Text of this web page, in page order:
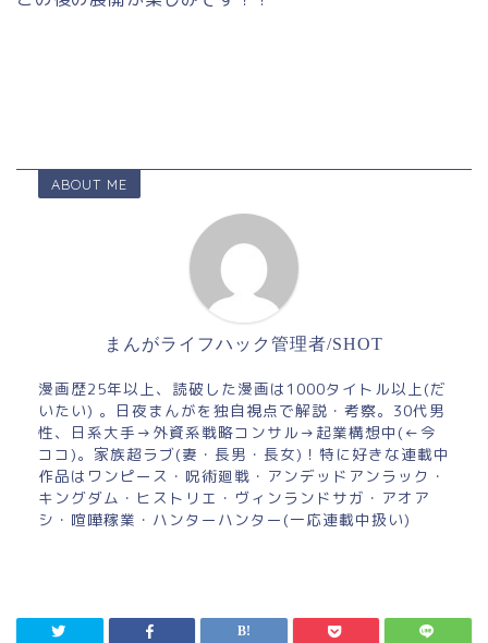
ABOUT ME
まんがライフハック管理者/SHOT
漫画歴25年以上、読破した漫画は1000タイトル以上(だ
いたい) 。日夜まんがを独自視点で解説・考察。30代男
性、日系大手→外資系戦略コンサル→起業構想中(←今
ココ)。家族超ラブ(妻・長男・長女)！特に好きな連載中
作品はワンピース・呪術廻戦・アンデッドアンラック・
キングダム・ヒストリエ・ヴィンランドサガ・アオア
シ・喧嘩稼業・ハンターハンター(一応連載中扱い)